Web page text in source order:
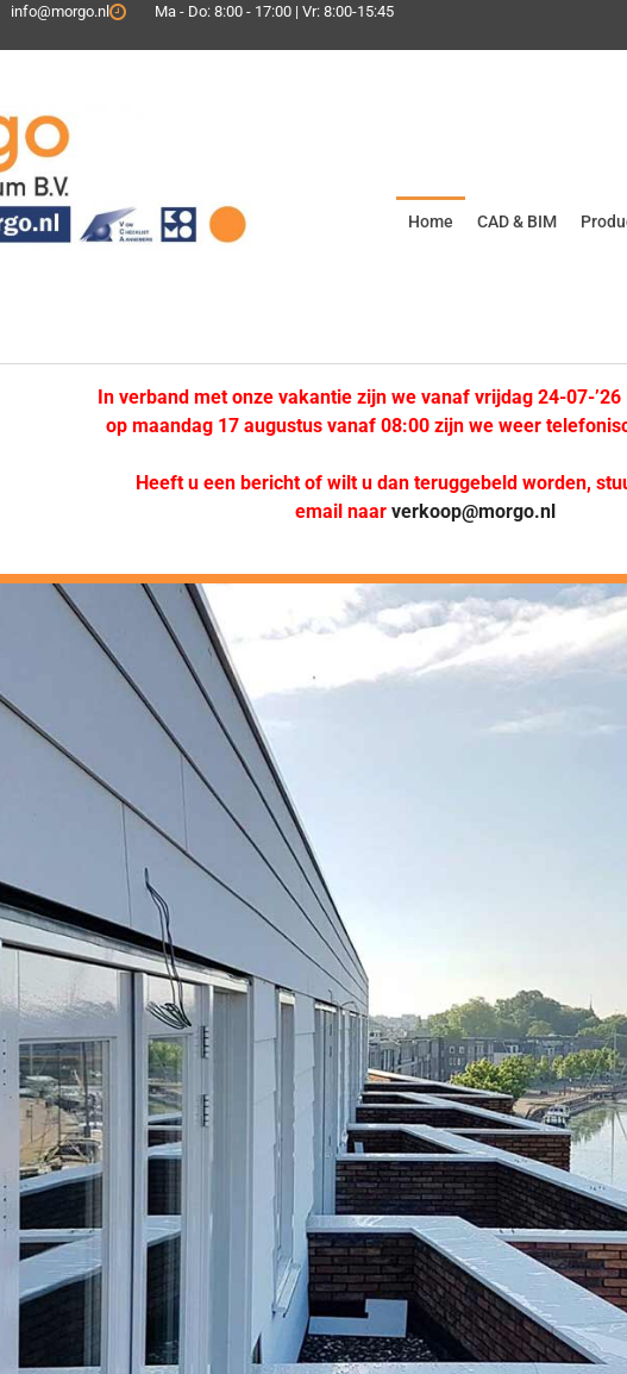
info@morgo.nl Ma - Do: 8:00 - 17:00 | Vr: 8:00-15:45
Home CAD & BIM
In verband met onze vakantie zijn we vanaf vrijdag 24-07-
op maandag 17 augustus vanaf 08:00 zijn we weer
Heeft u een bericht of wilt u dan teruggebeld worden,
email naar verkoop@morgo.nl
2D + 3D modellen & bestekteksten
ONLINE
Bekijk ons